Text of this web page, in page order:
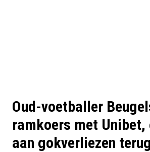
Oud-voetballer
ramkoers met
aan gokverliezen terug